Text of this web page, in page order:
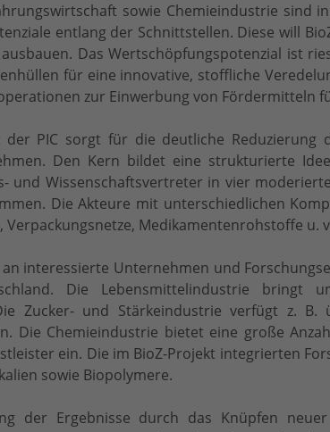
sowie Chemieindustrie
entlang der Schnittstellen. Diese will
Das Wertschöpfungspotenzial ist
für eine innovative, stoffliche
zur Einwerbung von Fördermitteln
der PIC sorgt für die deutliche
Den Kern bildet eine strukturierte
und Wissenschaftsvertreter in vier
Die Akteure mit unterschiedlichen
Verpackungsnetze, Medikamentenrohstoffe u.
interessierte Unternehmen und
Die Lebensmittelindustrie bringt
Zucker- und Stärkeindustrie verfügt z.
Die Chemieindustrie bietet eine große
ein. Die im BioZ-Projekt integrierten
sowie Biopolymere.
der Ergebnisse durch das Knüpfen